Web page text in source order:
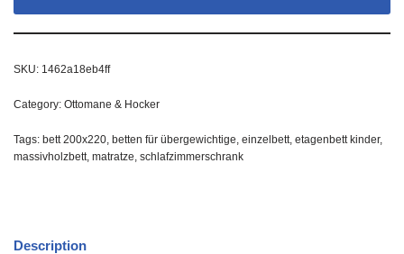
SKU: 1462a18eb4ff
Category: Ottomane & Hocker
Tags: bett 200x220 betten für übergewichtige einzelbett etagenbett kinder,
massivholzbett matratze schlafzimmerschrank
Description